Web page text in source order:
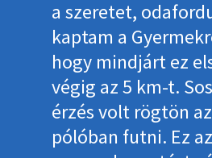
a szeretet,
kaptam a
hogy mindjárt ez
végig az 5 km-t.
érzés volt rögtön
pólóban futni. Ez